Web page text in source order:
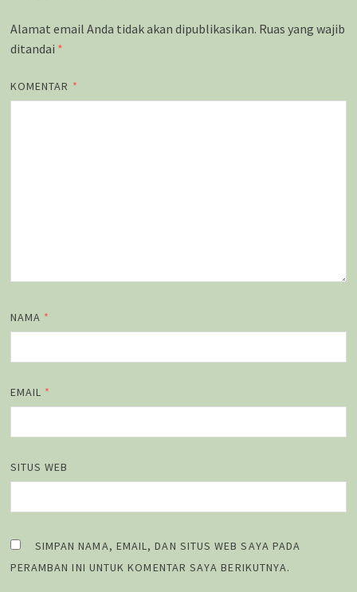
Alamat email Anda tidak akan dipublikasikan. Ruas yang wajib
ditandai *
KOMENTAR *
NAMA *
EMAIL *
SITUS WEB
SIMPAN NAMA, EMAIL, DAN SITUS WEB SAYA PADA
PERAMBAN INI UNTUK KOMENTAR SAYA BERIKUTNYA.